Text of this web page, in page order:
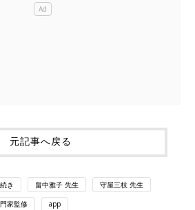
元記事へ戻る
き 畠中雅子 先生 守屋三枝 先生
家監修 app